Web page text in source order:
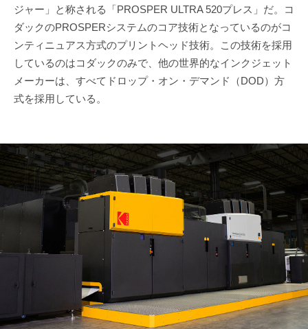
ジャー」と称される「PROSPER ULTRA 520プレス」だ。コ
ダックのPROSPERシステムのコア技術となっているのがコ
ンティニュアス方式のプリントヘッド技術。この技術を採用
しているのはコダックのみで、他の世界的なインクジェット
メーカーは、すべてドロップ・オン・デマンド（DOD）方
式を採用している。